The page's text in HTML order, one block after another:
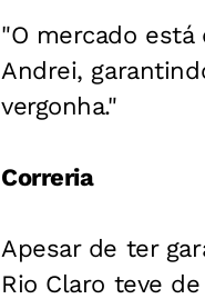
"O mercado
Andrei,
vergonha."
Correria
Apesar de ter
Rio Claro teve